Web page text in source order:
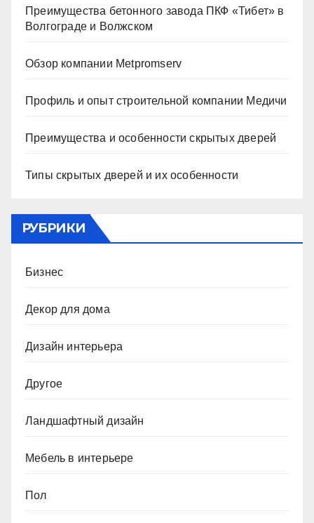
Преимущества бетонного завода ПКФ «Тибет» в
Волгограде и Волжском
Обзор компании Metpromserv
Профиль и опыт строительной компании Медичи
Преимущества и особенности скрытых дверей
Типы скрытых дверей и их особенности
РУБРИКИ
Бизнес
Декор для дома
Дизайн интерьера
Другое
Ландшафтный дизайн
Мебель в интерьере
Пол